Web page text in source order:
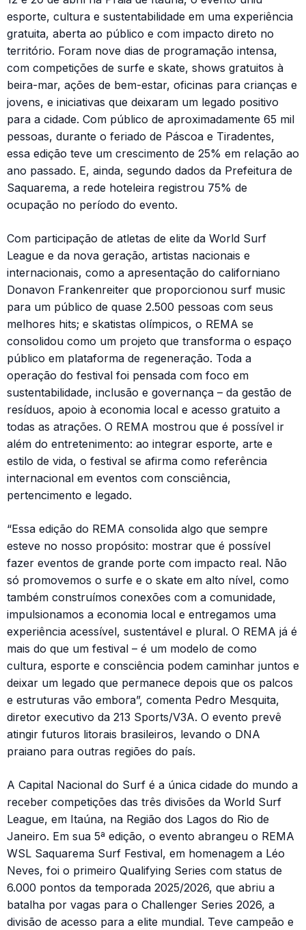
esporte, cultura e sustentabilidade em uma experiência
gratuita, aberta ao público e com impacto direto no
território. Foram nove dias de programação intensa,
com competições de surfe e skate, shows gratuitos à
beira-mar, ações de bem-estar, oficinas para crianças e
jovens, e iniciativas que deixaram um legado positivo
para a cidade. Com público de aproximadamente 65 mil
pessoas, durante o feriado de Páscoa e Tiradentes,
essa edição teve um crescimento de 25% em relação ao
ano passado. E, ainda, segundo dados da Prefeitura de
Saquarema, a rede hoteleira registrou 75% de
ocupação no período do evento.
Com participação de atletas de elite da World Surf
League e da nova geração, artistas nacionais e
internacionais, como a apresentação do californiano
Donavon Frankenreiter que proporcionou surf music
para um público de quase 2.500 pessoas com seus
melhores hits; e skatistas olímpicos, o REMA se
consolidou como um projeto que transforma o espaço
público em plataforma de regeneração. Toda a
operação do festival foi pensada com foco em
sustentabilidade, inclusão e governança – da gestão de
resíduos, apoio à economia local e acesso gratuito a
todas as atrações. O REMA mostrou que é possível ir
além do entretenimento: ao integrar esporte, arte e
estilo de vida, o festival se afirma como referência
internacional em eventos com consciência,
pertencimento e legado.
“Essa edição do REMA consolida algo que sempre
esteve no nosso propósito: mostrar que é possível
fazer eventos de grande porte com impacto real. Não
só promovemos o surfe e o skate em alto nível, como
também construímos conexões com a comunidade,
impulsionamos a economia local e entregamos uma
experiência acessível, sustentável e plural. O REMA já é
mais do que um festival – é um modelo de como
cultura, esporte e consciência podem caminhar juntos e
deixar um legado que permanece depois que os palcos
e estruturas vão embora”, comenta Pedro Mesquita,
diretor executivo da 213 Sports/V3A. O evento prevê
atingir futuros litorais brasileiros, levando o DNA
praiano para outras regiões do país.
A Capital Nacional do Surf é a única cidade do mundo a
receber competições das três divisões da World Surf
League, em Itaúna, na Região dos Lagos do Rio de
Janeiro. Em sua 5ª edição, o evento abrangeu o REMA
WSL Saquarema Surf Festival, em homenagem a Léo
Neves, foi o primeiro Qualifying Series com status de
6.000 pontos da temporada 2025/2026, que abriu a
batalha por vagas para o Challenger Series 2026, a
divisão de acesso para a elite mundial. Teve campeão e